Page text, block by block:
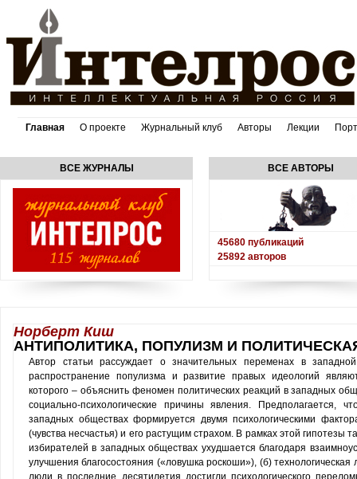
Главная О проекте Журнальный клуб Авторы Лекции
ВСЕ ЖУРНАЛЫ ВСЕ АВТОРЫ
45680 публикаций
25892 авторов
Норберт Киш
АНТИПОЛИТИКА, ПОПУЛИЗМ И
Автор статьи рассуждает о значительных переменах в
распространение популизма и развитие правых идеологий
которого – объяснить феномен политических реакций в западных
социально-психологические причины явления. Предполагается,
западных обществах формируется двумя психологическими
(чувства несчастья) и его растущим страхом. В рамках этой гипотезы
избирателей в западных обществах ухудшается благодаря
улучшения благосостояния («ловушка роскоши»), (б)
люди в последние десятилетия достигли психологического